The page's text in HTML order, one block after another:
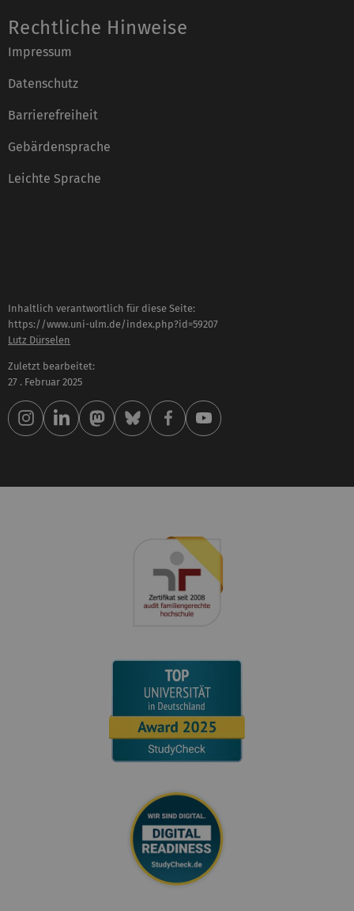
Rechtliche Hinweise
Impressum
Datenschutz
Barrierefreiheit
Gebärdensprache
Leichte Sprache
Inhaltlich verantwortlich für diese Seite:
https://www.uni-ulm.de/index.php?id=59207
Lutz Dürselen
Zuletzt bearbeitet:
27 . Februar 2025